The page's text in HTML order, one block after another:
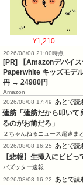
¥1,210
2026/08/08 21:00時点
[PR] 【Amazonデバイ
Paperwhite キッズモデ
円 → 24980円
Amazon
2026/08/08 17:49
あとで読
蓮舫「蓮舫だから叩いて
るのがお前だろ」
２ちゃんねるニュース超速ま
2026/08/08 16:25
あとで読
【悲報】生挿入にビビ
バズッター速報
2026/08/08 16:22
あとで読